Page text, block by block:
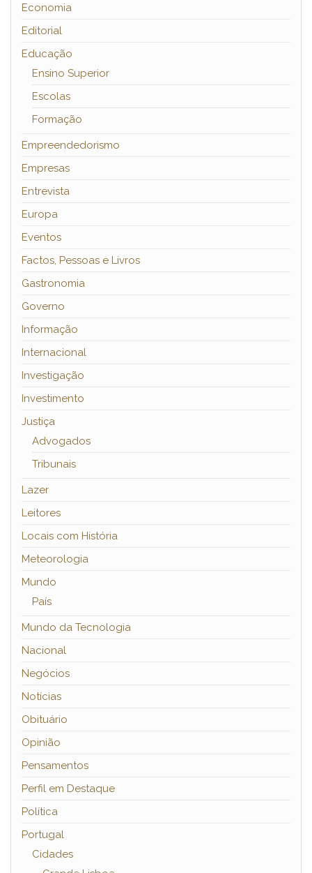
Economia
Editorial
Educação
Ensino Superior
Escolas
Formação
Empreendedorismo
Empresas
Entrevista
Europa
Eventos
Factos, Pessoas e Livros
Gastronomia
Governo
Informação
Internacional
Investigação
Investimento
Justiça
Advogados
Tribunais
Lazer
Leitores
Locais com História
Meteorologia
Mundo
País
Mundo da Tecnologia
Nacional
Negócios
Notícias
Obituário
Opinião
Pensamentos
Perfil em Destaque
Política
Portugal
Cidades